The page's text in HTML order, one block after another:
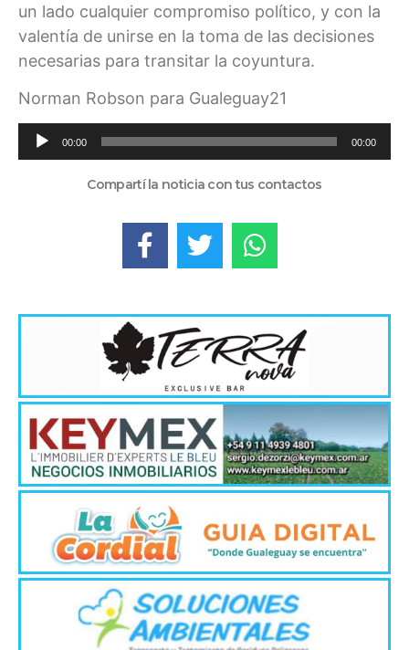
un lado cualquier compromiso político, y con la
valentía de unirse en la toma de las decisiones
necesarias para transitar la coyuntura.
Norman Robson para Gualeguay21
Reproductor
de
00:00 00:00
Compartí la noticia con tus contactos